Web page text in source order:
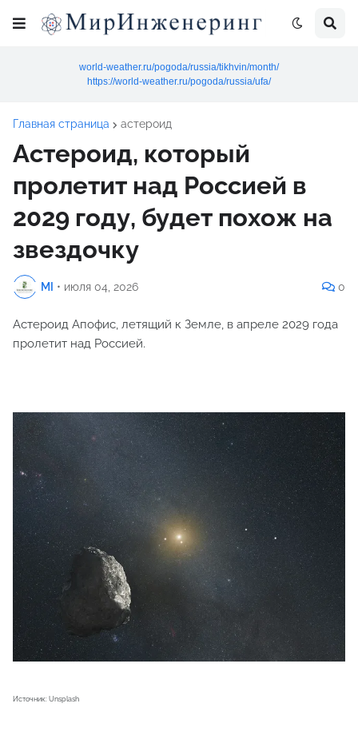
world-weather.ru/pogoda/russia/tikhvin/month/
https://world-weather.ru/pogoda/russia/ufa/
Главная страница астероид
Астероид, который
пролетит над Россией в
2029 году, будет похож на
звездочку
MI • июля 04, 2026 0
Астероид Апофис, летящий к Земле, в апреле 2029 года
пролетит над Россией.
Источник: Unsplash